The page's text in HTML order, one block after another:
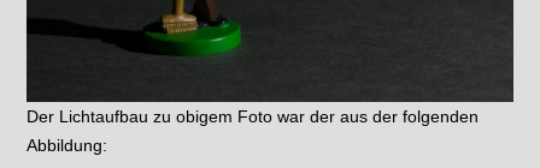
Der Lichtaufbau zu obigem Foto war der aus der folgenden
Abbildung: